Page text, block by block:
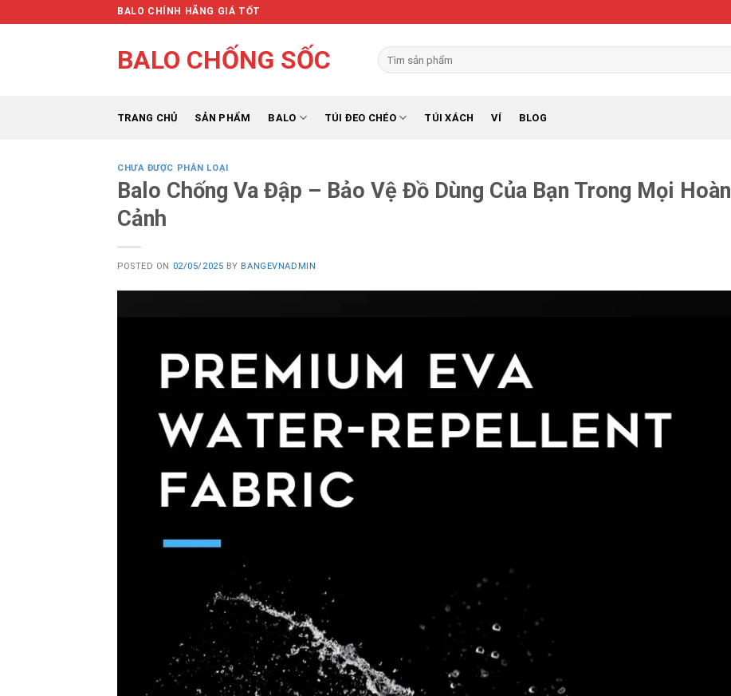
to
BALO CHÍNH HÃNG GIÁ TỐT
BALO CHỐNG SỐC
Search
for:
TRANG CHỦ SẢN PHẨM BALO TÚI ĐEO CHÉO TÚI XÁCH VÍ BLOG
CHƯA ĐƯỢC PHÂN LOẠI
Balo Chống Va Đập – Bảo Vệ Đồ Dùng Của Bạn Trong Mọi Hoàn
Cảnh
POSTED ON 02/05/2025 BY BANGEVNADMIN